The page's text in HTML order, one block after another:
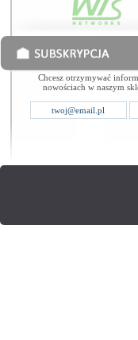
Chcesz otrzymywać
nowościach w naszym